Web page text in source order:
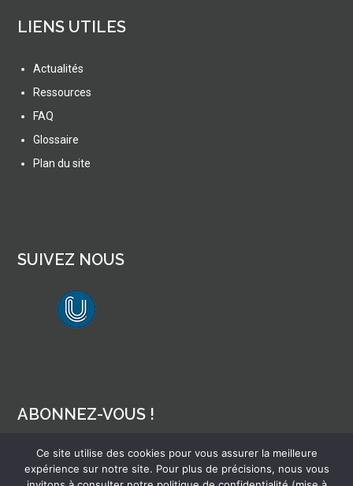
LIENS UTILES
Actualités
Ressources
FAQ
Glossaire
Plan du site
SUIVEZ NOUS
ABONNEZ-VOUS !
Pour recevoir par mail la notification des nouveaux articles
Ce site utilise des cookies pour vous assurer la meilleure
expérience sur notre site. Pour plus de précisions, nous vous